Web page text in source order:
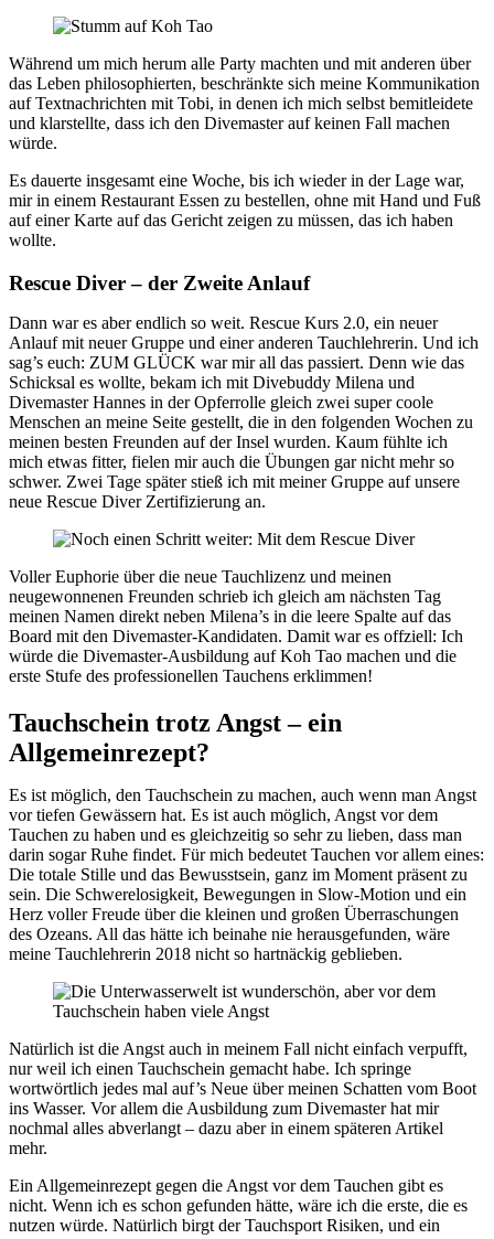
Während um mich herum alle Party machten und mit anderen über
das Leben philosophierten, beschränkte sich meine Kommunikation
auf Textnachrichten mit Tobi, in denen ich mich selbst bemitleidete
und klarstellte, dass ich den Divemaster auf keinen Fall machen
würde.
Es dauerte insgesamt eine Woche, bis ich wieder in der Lage war,
mir in einem Restaurant Essen zu bestellen, ohne mit Hand und Fuß
auf einer Karte auf das Gericht zeigen zu müssen, das ich haben
wollte.
Rescue Diver – der Zweite Anlauf
Dann war es aber endlich so weit. Rescue Kurs 2.0, ein neuer
Anlauf mit neuer Gruppe und einer anderen Tauchlehrerin. Und ich
sag’s euch: ZUM GLÜCK war mir all das passiert. Denn wie das
Schicksal es wollte, bekam ich mit Divebuddy Milena und
Divemaster Hannes in der Opferrolle gleich zwei super coole
Menschen an meine Seite gestellt, die in den folgenden Wochen zu
meinen besten Freunden auf der Insel wurden. Kaum fühlte ich
mich etwas fitter, fielen mir auch die Übungen gar nicht mehr so
schwer. Zwei Tage später stieß ich mit meiner Gruppe auf unsere
neue Rescue Diver Zertifizierung an.
Voller Euphorie über die neue Tauchlizenz und meinen
neugewonnenen Freunden schrieb ich gleich am nächsten Tag
meinen Namen direkt neben Milena’s in die leere Spalte auf das
Board mit den Divemaster-Kandidaten. Damit war es offziell: Ich
würde die Divemaster-Ausbildung auf Koh Tao machen und die
erste Stufe des professionellen Tauchens erklimmen!
Tauchschein trotz Angst – ein
Allgemeinrezept?
Es ist möglich, den Tauchschein zu machen, auch wenn man Angst
vor tiefen Gewässern hat. Es ist auch möglich, Angst vor dem
Tauchen zu haben und es gleichzeitig so sehr zu lieben, dass man
darin sogar Ruhe findet. Für mich bedeutet Tauchen vor allem eines:
Die totale Stille und das Bewusstsein, ganz im Moment präsent zu
sein. Die Schwerelosigkeit, Bewegungen in Slow-Motion und ein
Herz voller Freude über die kleinen und großen Überraschungen
des Ozeans. All das hätte ich beinahe nie herausgefunden, wäre
meine Tauchlehrerin 2018 nicht so hartnäckig geblieben.
Natürlich ist die Angst auch in meinem Fall nicht einfach verpufft,
nur weil ich einen Tauchschein gemacht habe. Ich springe
wortwörtlich jedes mal auf’s Neue über meinen Schatten vom Boot
ins Wasser. Vor allem die Ausbildung zum Divemaster hat mir
nochmal alles abverlangt – dazu aber in einem späteren Artikel
mehr.
Ein Allgemeinrezept gegen die Angst vor dem Tauchen gibt es
nicht. Wenn ich es schon gefunden hätte, wäre ich die erste, die es
nutzen würde. Natürlich birgt der Tauchsport Risiken, und ein